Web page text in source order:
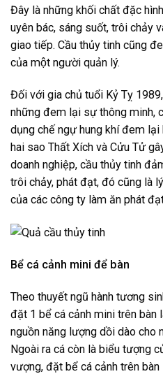
Đây là những khối chất đặc
uyên bác, sáng suốt, trôi chảy
giao tiếp. Cầu thủy tinh cũng
của một người quản lý.
Đối với gia chủ tuổi Kỷ Tỵ
những đem lại sự thông minh,
dụng chế ngự hung khí đem
hai sao Thất Xích và Cửu Tử
doanh nghiệp, cầu thủy tinh
trôi chảy, phát đạt, đó cũng là
của các công ty làm ăn phát
Bể cá cảnh mini để bàn
Theo thuyết ngũ hành tương
đặt 1 bể cá cảnh mini trên bàn
nguồn năng lượng dồi dào cho
Ngoài ra cá còn là biểu tượng
vượng, đặt bể cá cảnh trên